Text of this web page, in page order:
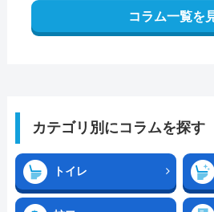
コラム一覧を
カテゴリ別にコラムを探す
トイレ